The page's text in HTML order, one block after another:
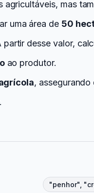
agricultáveis, mas
uma área de 50
partir desse valor,
ao produtor.
,
"penhor",